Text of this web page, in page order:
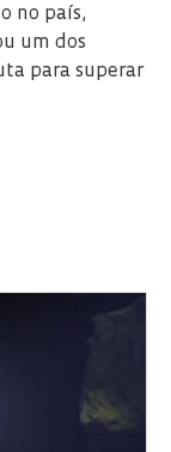
no país,
um dos
para superar